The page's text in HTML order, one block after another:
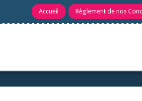
Accueil Règlement de nos